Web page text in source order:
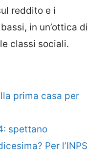
reddito e i
in un’ottica di
classi sociali.
prima casa per
spettano
Per l’INPS